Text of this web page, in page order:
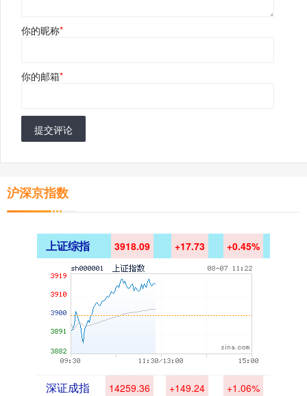
你的昵称*
你的邮箱*
提交评论
沪深京指数
上证综指 3918.09 +17.73 +0.45%
深证成指 14259.36 +149.24 +1.06%